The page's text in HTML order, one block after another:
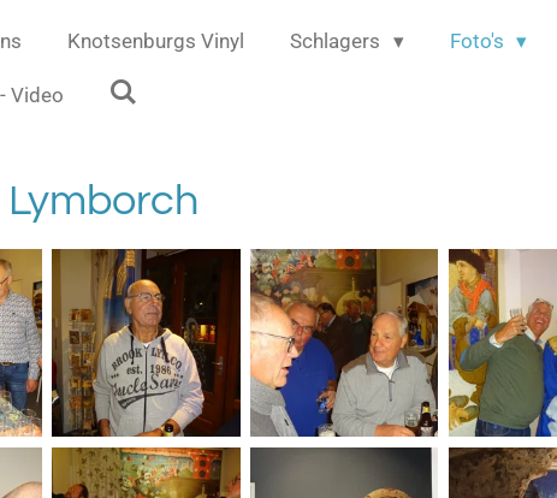
Knotsenburgs Vinyl Schlagers Foto's
Video